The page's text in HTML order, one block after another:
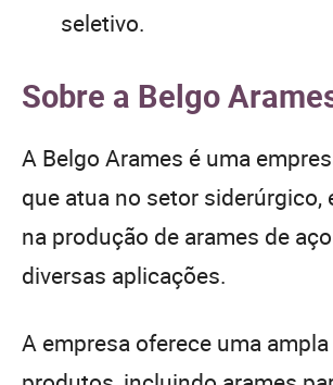
seletivo.
Sobre a Belgo
A Belgo Arames é uma
que atua no setor siderúrgico,
na produção de arames de
diversas aplicações.
A empresa oferece uma